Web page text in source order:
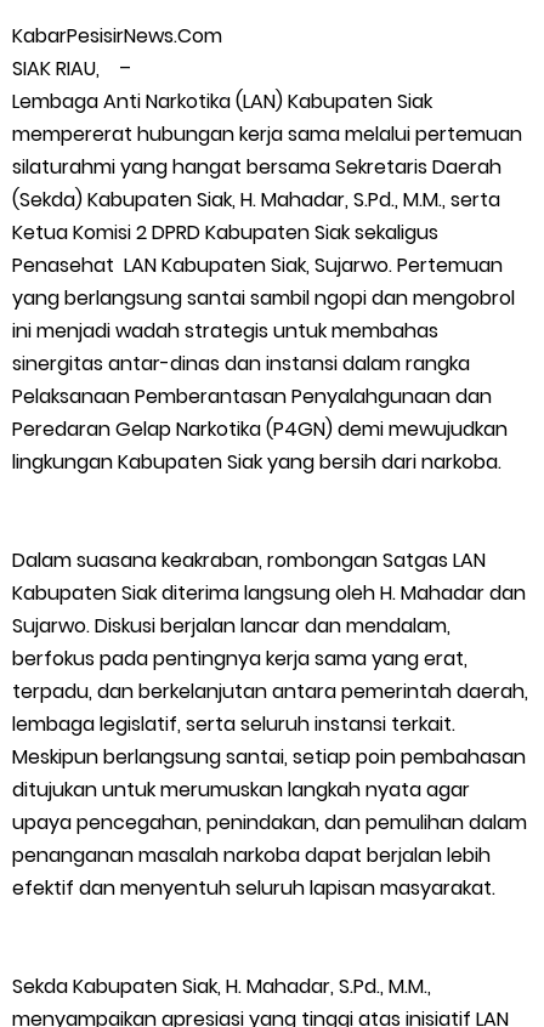
FPMP.TB Bersama OPP Teluk Belitung, Dan Perwakilan
Masyarakat Desa Se- Kecamatan Merbau Datangi PLTG
Melibur
Bupati Asmar Perkuat Sinergi dengan Danposal Selatpanjang,
Bahas Stabilitas Wilayah dan Pembangunan Meranti
44 Tim Berlaga di Banglas Barat Cup II, Pemkab Meranti
Dorong Lahirnya Atlet Berprestasi
HUT IBI Ke-75, Bupati Asmar: Bidan Garda Terdepan Wujudkan
Kepulauan Meranti Borong Tiga Prestasi di ADUJAK GenRe Riau
2026, Duta Putra Raih Juara Pertama
Bupati Asmar Buka Peluang Kolaborasi Meranti–Melaka di
Bidang Ekonomi, Pendidikan, dan Pariwisata
Bencana Terus Mengancam, Pembangunan Jalan Tol
Bukittinggi–Padang Panjang–Sicincin Sangat Mendesak
KabarPesisirNews.Com
SIAK RIAU, –
Lembaga Anti Narkotika (LAN) Kabupaten Siak
mempererat hubungan kerja sama melalui pertemuan
silaturahmi yang hangat bersama Sekretaris Daerah
(Sekda) Kabupaten Siak, H. Mahadar, S.Pd., M.M., serta
Ketua Komisi 2 DPRD Kabupaten Siak sekaligus
Penasehat LAN Kabupaten Siak, Sujarwo. Pertemuan
yang berlangsung santai sambil ngopi dan mengobrol
ini menjadi wadah strategis untuk membahas
sinergitas antar-dinas dan instansi dalam rangka
Pelaksanaan Pemberantasan Penyalahgunaan dan
Peredaran Gelap Narkotika (P4GN) demi mewujudkan
lingkungan Kabupaten Siak yang bersih dari narkoba.
Dalam suasana keakraban, rombongan Satgas LAN
Kabupaten Siak diterima langsung oleh H. Mahadar dan
Sujarwo. Diskusi berjalan lancar dan mendalam,
berfokus pada pentingnya kerja sama yang erat,
terpadu, dan berkelanjutan antara pemerintah daerah,
lembaga legislatif, serta seluruh instansi terkait.
Meskipun berlangsung santai, setiap poin pembahasan
ditujukan untuk merumuskan langkah nyata agar
upaya pencegahan, penindakan, dan pemulihan dalam
penanganan masalah narkoba dapat berjalan lebih
efektif dan menyentuh seluruh lapisan masyarakat.
Sekda Kabupaten Siak, H. Mahadar, S.Pd., M.M.,
menyampaikan apresiasi yang tinggi atas inisiatif LAN